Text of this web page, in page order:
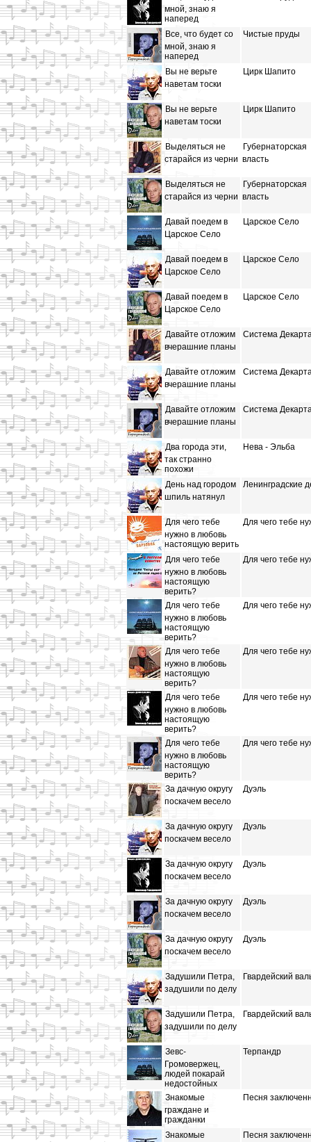
мной, знаю я
наперед
Все, что будет со
мной, знаю я
наперед
Чистые пруды
Вы не верьте
наветам тоски
Цирк Шапито
Вы не верьте
наветам тоски
Цирк Шапито
Выделяться не
старайся из черни
Губернаторская
власть
Выделяться не
старайся из черни
Губернаторская
власть
Давай поедем в
Царское Село
Царское Село
Давай поедем в
Царское Село
Царское Село
Давай поедем в
Царское Село
Царское Село
Давайте отложим
вчерашние планы
Система
Давайте отложим
вчерашние планы
Система
Давайте отложим
вчерашние планы
Система
Два города эти,
так странно
похожи
Нева - Эльба
День над городом
шпиль натянул
Ленинградские
Для чего тебе
нужно в любовь
настоящую верить
Для чего тебе
Для чего тебе
нужно в любовь
настоящую
верить?
Для чего тебе
Для чего тебе
нужно в любовь
настоящую
верить?
Для чего тебе
Для чего тебе
нужно в любовь
настоящую
верить?
Для чего тебе
Для чего тебе
нужно в любовь
настоящую
верить?
Для чего тебе
Для чего тебе
нужно в любовь
настоящую
верить?
Для чего тебе
За дачную округу
поскачем весело
Дуэль
За дачную округу
поскачем весело
Дуэль
За дачную округу
поскачем весело
Дуэль
За дачную округу
поскачем весело
Дуэль
За дачную округу
поскачем весело
Дуэль
Задушили Петра,
задушили по делу
Гвардейский
Задушили Петра,
задушили по делу
Гвардейский
Зевс-
Громовержец,
людей покарай
недостойных
Терпандр
Знакомые
граждане и
гражданки
Песня
Знакомые
Песня